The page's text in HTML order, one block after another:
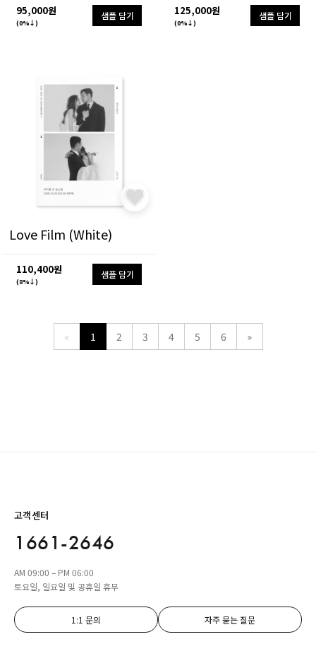
95,000원
(0%↓)
샘플 담기 125,000원
(0%↓)
샘플 담기
Love Film (White)
110,400원
(8%↓)
샘플 담기
« 1 2 3 4 5 6 »
고객센터
1661-2646
AM 09:00 – PM 06:00
토요일, 일요일 및 공휴일 휴무
1:1 문의 자주 묻는 질문